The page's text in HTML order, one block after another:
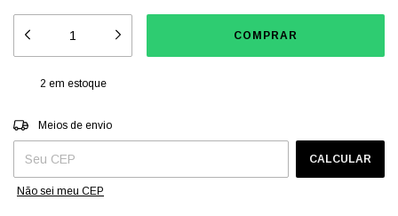
2 em estoque
Entregas para o CEP:
Meios de envio
CALCULAR
Não sei meu CEP